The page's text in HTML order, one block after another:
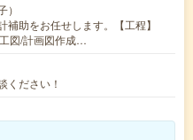
）
助をお任せします。【工程】
図/計画図作成…
ください！